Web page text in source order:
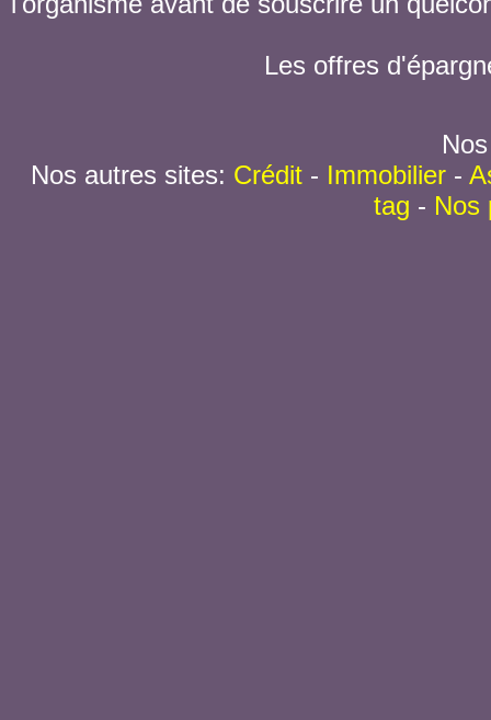
Les offres
Nos autres sites: Crédit- Immobilier-
tag - Nos